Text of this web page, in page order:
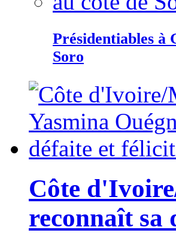
Présidentiables à
Soro
Côte
reconnaît sa